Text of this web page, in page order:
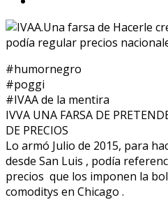
#humornegro
#poggi
#IVAA de la mentira
IVVA UNA FARSA DE
DE PRECIOS
Lo armó Julio de 2015, para
desde San Luis , podía
precios que los imponen la
comoditys en Chicago .